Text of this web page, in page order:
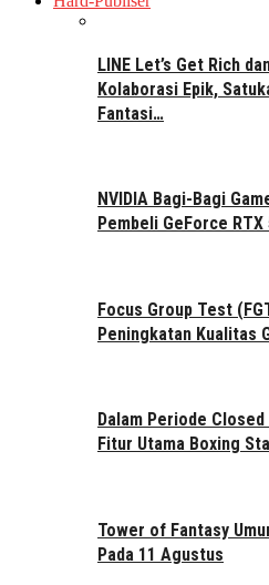
LINE Let’s Get Rich
Kolaborasi Epik,
Fantasi…
NVIDIA Bagi-Bagi
Pembeli GeForce
Focus Group Test
Peningkatan Kualitas
Dalam Periode
Fitur Utama Boxing
Tower of Fantasy
Pada 11 Agustus